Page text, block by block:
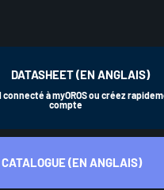
DATASHEET (EN ANGLAIS)
à myOROS ou créez
compte
CATALOGUE (EN ANGLAIS)